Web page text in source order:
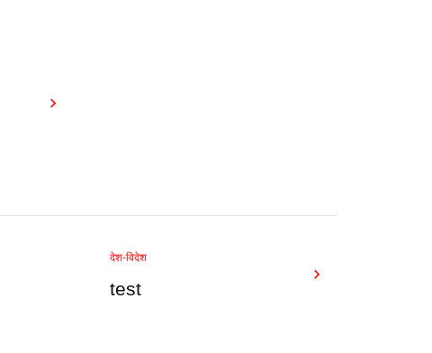
देश-विदेश
test